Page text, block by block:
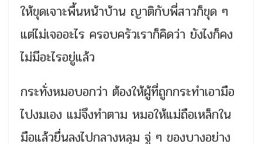
ให้ขุดเจาะพื้นหน้าบ้าน ญาติกับพี่สาวก็ขุด ๆ
แต่ไม่เจออะไร ครอบครัวเราก็คิดว่า ยังไงก็คง
ไม่มีอะไรอยู่แล้ว
กระทั่งหมอบอกว่า ต้องให้ผู้ที่ถูกกระทำเอามือ
ไปงมเอง แม่จึงทำตาม หมอให้แม่ถือเหล็กใน
มือแล้วยื่นลงไปกลางหลุม จู่ ๆ ของบางอย่าง